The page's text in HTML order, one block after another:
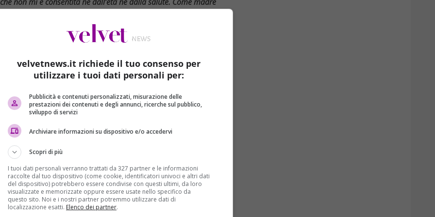
italiana e dai suoi responsabili, davanti alla spietata
del , uccisa il20 marzo 1994aMogadisco
il cuore pieno di amarezza come cittadina e come
data , senza vergogna, per ben 23 annidalla Giustizia
esecuzione di mia figlia Ilaria e del suo collega
il tormento di un’attesa che non mi è consentita né
di astenermi d’ora in avanti dal frequentare uffici
verrà però meno la mia vigilanza contro ogni altro
è stata segnata a morte a causa delle varie inchieste
internazionale d’armi e quello sui rifiuti tossici che
per la prima volta in Somalia nel dicembre del 1992
Restore Hope, coordinata e promossa dalle Nazioni
1991.Le inchieste della giornalista si sarebbero poi
tossici che avrebbe visto
velvetnews.it richiede il tuo consenso per
utilizzare i tuoi dati personali per:
Pubblicità e contenuti personalizzati, misurazione delle
prestazioni dei contenuti e degli annunci, ricerche sul pubblico,
sviluppo di servizi
Archiviare informazioni su dispositivo e/o accedervi
Scopri di più
I tuoi dati personali verranno trattati da 327 partner e le informazioni
raccolte dal tuo dispositivo (come cookie, identificatori univoci e altri dati
del dispositivo) potrebbero essere condivise con questi ultimi, da loro
visualizzate e memorizzate oppure essere usate nello specifico da
questo sito. Noi e i nostri partner potremmo utilizzare dati di
localizzazione esatti. Elenco dei partner.